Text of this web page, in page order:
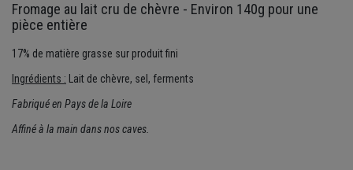
Fromage au lait cru de chèvre - Environ 140g pour une
pièce entière
17% de matière grasse sur produit fini
Ingrédients : Lait de chèvre, sel, ferments
Fabriqué en Pays de la Loire
Affiné à la main dans nos caves.